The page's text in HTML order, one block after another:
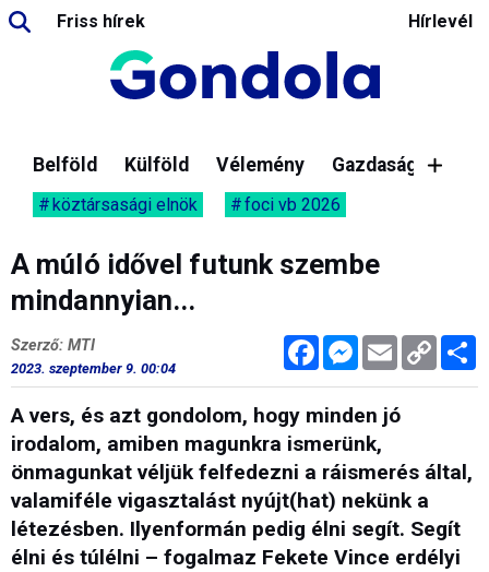
Friss hírek Hírlevél
Belföld Külföld Vélemény Gazdaság
köztársasági elnök foci vb 2026
A múló idővel futunk szembe
mindannyian...
FacebookMessenger
Email Copy
Link
Szerző: MTI
2023. szeptember 9. 00:04
A vers, és azt gondolom, hogy minden jó
irodalom, amiben magunkra ismerünk,
önmagunkat véljük felfedezni a ráismerés által,
valamiféle vigasztalást nyújt(hat) nekünk a
létezésben. Ilyenformán pedig élni segít. Segít
élni és túlélni – fogalmaz Fekete Vince erdélyi